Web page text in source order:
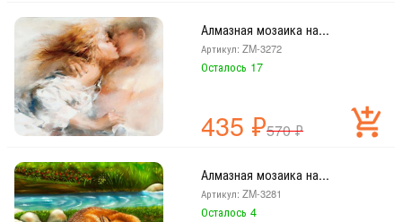
Алмазная мозаика на...
Артикул: ZM-3272
Осталось 17
435 ₽570₽
Алмазная мозаика на...
Артикул: ZM-3281
Осталось 4